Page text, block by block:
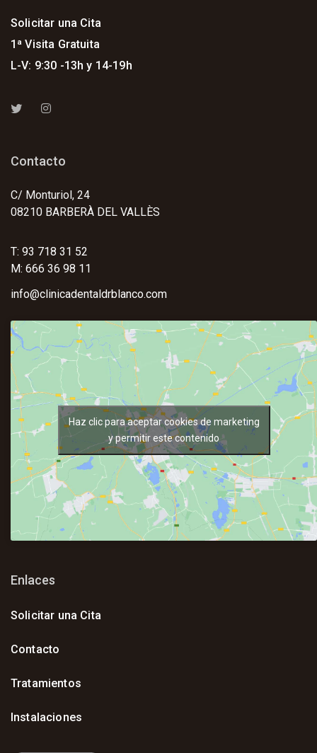
Solicitar una Cita
1ª Visita Gratuita
L-V: 9:30 -13h y 14-19h
Contacto
C/ Monturiol, 24
08210 BARBERÀ DEL VALLÈS
T: 93 718 31 52
M: 666 36 98 11
info@clinicadentaldrblanco.com
Haz clic para aceptar cookies de marketing
y permitir este contenido
Enlaces
Solicitar una Cita
Contacto
Tratamientos
Instalaciones